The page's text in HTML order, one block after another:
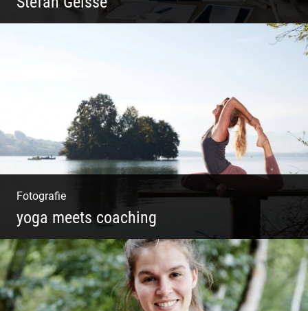
Fotografie
yoga meets coaching
Sonnengruß Katharina Kirchner